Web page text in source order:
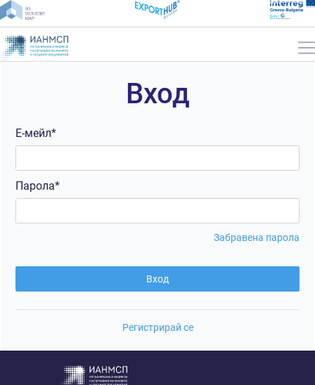
Вход
Е-мейл*
Парола*
Забравена парола
Вход
Регистрирай се